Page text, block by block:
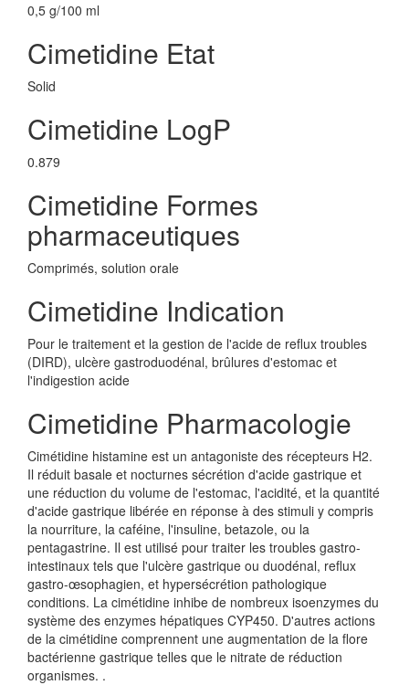
0,5 g/100 ml
Cimetidine Etat
Solid
Cimetidine LogP
0.879
Cimetidine Formes
pharmaceutiques
Comprimés, solution orale
Cimetidine Indication
Pour le traitement et la gestion de l'acide de reflux troubles
(DIRD), ulcère gastroduodénal, brûlures d'estomac et
l'indigestion acide
Cimetidine Pharmacologie
Cimétidine histamine est un antagoniste des récepteurs H2.
Il réduit basale et nocturnes sécrétion d'acide gastrique et
une réduction du volume de l'estomac, l'acidité, et la quantité
d'acide gastrique libérée en réponse à des stimuli y compris
la nourriture, la caféine, l'insuline, betazole, ou la
pentagastrine. Il est utilisé pour traiter les troubles gastro-
intestinaux tels que l'ulcère gastrique ou duodénal, reflux
gastro-œsophagien, et hypersécrétion pathologique
conditions. La cimétidine inhibe de nombreux isoenzymes du
système des enzymes hépatiques CYP450. D'autres actions
de la cimétidine comprennent une augmentation de la flore
bactérienne gastrique telles que le nitrate de réduction
organismes. .